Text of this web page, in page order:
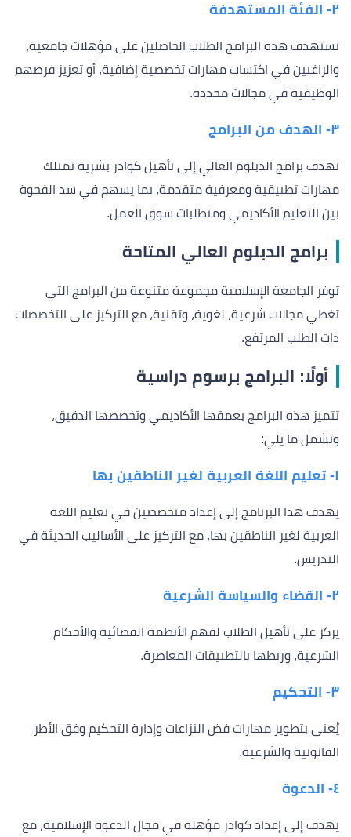
٢- الفئة المستهدفة
تستهدف هذه البرامج الطلاب الحاصلين على مؤهلات جامعية،
والراغبين في اكتساب مهارات تخصصية إضافية، أو تعزيز فرصهم
الوظيفية في مجالات محددة.
٣- الهدف من البرامج
تهدف برامج الدبلوم العالي إلى تأهيل كوادر بشرية تمتلك
مهارات تطبيقية ومعرفية متقدمة، بما يسهم في سد الفجوة
بين التعليم الأكاديمي ومتطلبات سوق العمل.
برامج الدبلوم العالي المتاحة
توفر الجامعة الإسلامية مجموعة متنوعة من البرامج التي
تغطي مجالات شرعية، لغوية، وتقنية، مع التركيز على التخصصات
ذات الطلب المرتفع.
أولًا: البرامج برسوم دراسية
تتميز هذه البرامج بعمقها الأكاديمي وتخصصها الدقيق،
وتشمل ما يلي:
١- تعليم اللغة العربية لغير الناطقين بها
يهدف هذا البرنامج إلى إعداد متخصصين في تعليم اللغة
العربية لغير الناطقين بها، مع التركيز على الأساليب الحديثة في
التدريس.
٢- القضاء والسياسة الشرعية
يركز على تأهيل الطلاب لفهم الأنظمة القضائية والأحكام
الشرعية، وربطها بالتطبيقات المعاصرة.
٣- التحكيم
يُعنى بتطوير مهارات فض النزاعات وإدارة التحكيم وفق الأطر
القانونية والشرعية.
٤- الدعوة
يهدف إلى إعداد كوادر مؤهلة في مجال الدعوة الإسلامية، مع